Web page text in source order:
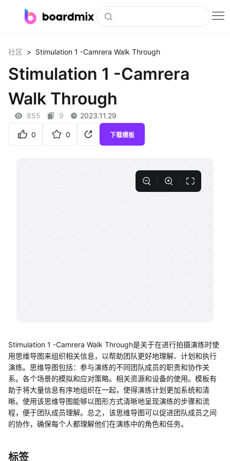
社区资源
会员
企业服务
客户案例
知识分享社区
社区 > Stimulation 1 -Camrera Walk Through
Stimulation 1 -Camrera
Walk Through
855 9 2023.11.29
0 0 下载模板
Stimulation 1 -Camrera Walk Through是关于在进行拍摄演练时使
用思维导图来组织相关信息，以帮助团队更好地理解、计划和执行
演练。思维导图包括：参与演练的不同团队成员的职责和协作关
系。各个场景的模拟和应对策略。相关资源和设备的使用。模板有
助于将大量信息有序地组织在一起，使得演练计划更加系统和清
晰。使用该思维导图能够以图形方式清晰地呈现演练的步骤和流
程，便于团队成员理解。总之，该思维导图可以促进团队成员之间
的协作，确保每个人都理解他们在演练中的角色和任务。
标签